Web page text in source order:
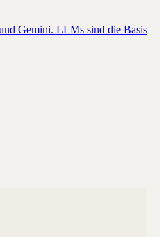
Gemini. LLMs sind die Basis